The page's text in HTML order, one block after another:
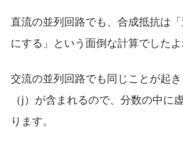
直流の並列回路でも、合成抵抗は
にする」という面倒な計算でしたよ
交流の並列回路でも同じことが起
（j）が含まれるので、分数の中に
ります。